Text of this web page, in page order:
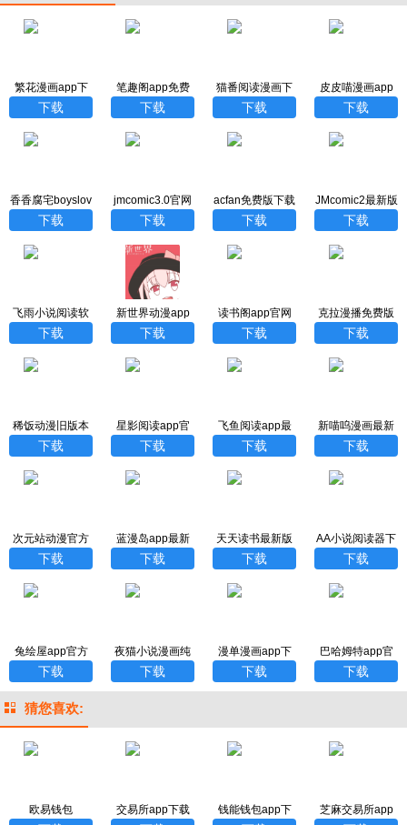
繁花漫画app下
载官方免费版
下载
笔趣阁app免费
版
下载
猫番阅读漫画下
载官方正版
下载
皮皮喵漫画app
官方下载
下载
香香腐宅boyslov
e下载正版官网版
下载
jmcomic3.0官网
下载
下载
acfan免费版下载
安装
下载
JMcomic2最新版
下载
下载
飞雨小说阅读软
件
下载
新世界动漫app
下载正版最新版
下载
读书阁app官网
下载最新版本
下载
克拉漫播免费版
下载安装手机版
下载
稀饭动漫旧版本
下载
下载
星影阅读app官
网正版入口
下载
飞鱼阅读app最
新版本
下载
新喵呜漫画最新
版
下载
次元站动漫官方
版APP下载
下载
蓝漫岛app最新
版
下载
天天读书最新版
本
下载
AA小说阅读器下
载手机版
下载
兔绘屋app官方
版下载
下载
夜猫小说漫画纯
净版
下载
漫单漫画app下
载免费手机版
下载
巴哈姆特app官
方下载
下载
猜您喜欢:
欧易钱包 交易所app下载
钱能钱包app下
芝麻交易所app